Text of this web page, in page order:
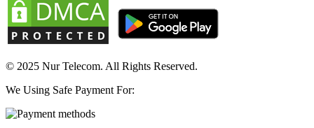
© 2025 Nur Telecom. All Rights Reserved.
We Using Safe Payment For: